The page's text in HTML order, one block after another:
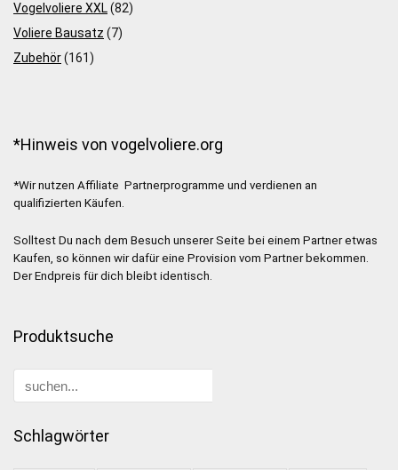
Vogelvoliere XXL(82)
Voliere Bausatz (7)
Zubehör(161)
*Hinweis von vogelvoliere.org
*Wir nutzen Affiliate Partnerprogramme und verdienen an
qualifizierten Käufen.
Solltest Du nach dem Besuch unserer Seite bei einem Partner etwas
Kaufen, so können wir dafür eine Provision vom Partner bekommen.
Der Endpreis für dich bleibt identisch.
Produktsuche
Schlagwörter